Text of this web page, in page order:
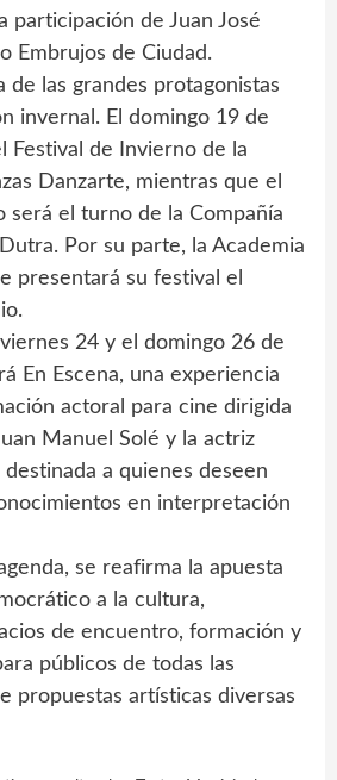
participación de Juan José
Embrujos de Ciudad.
de las grandes protagonistas
invernal. El domingo 19 de
Festival de Invierno de la
Danzarte, mientras que el
será el turno de la Compañía
Por su parte, la Academia
presentará su festival el
24 y el domingo 26 de
En Escena, una experiencia
actoral para cine dirigida
Manuel Solé y la actriz
destinada a quienes deseen
en interpretación
se reafirma la apuesta
a la cultura,
de encuentro, formación y
públicos de todas las
propuestas artísticas diversas